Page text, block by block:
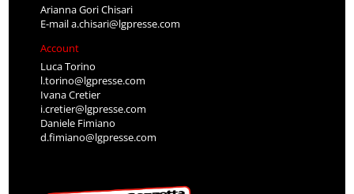
Arianna Gori Chisari
E-maila.chisari@lgpresse.com
Account
Luca Torino
l.torino@lgpresse.com
Ivana Cretier
i.cretier@lgpresse.com
Daniele Fimiano
d.fimiano@lgpresse.com